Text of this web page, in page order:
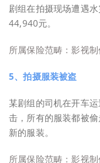
剧组在拍摄现场遭遇
44,940元。
所属保险范畴：影视
5、拍摄服装被盗
某剧组的司机在开车
击，所有的服装都被
新的服装。
所属保险范畴：影视